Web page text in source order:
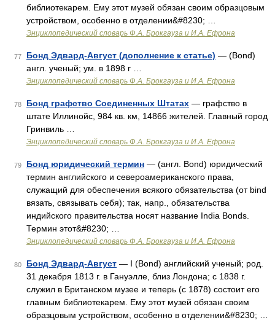
библиотекарем. Ему этот музей обязан своим образцовым
устройством, особенно в отделении&#8230; …
Энциклопедический словарь Ф.А. Брокгауза и И.А. Ефрона
77 Бонд Эдвард-Август (дополнение к статье) — (Bond)
англ. ученый; ум. в 1898 г …
Энциклопедический словарь Ф.А. Брокгауза и И.А. Ефрона
78 Бонд графство Соединенных Штатах — графство в
штате Иллинойс, 984 кв. км, 14866 жителей. Главный город
Гринвиль …
Энциклопедический словарь Ф.А. Брокгауза и И.А. Ефрона
79 Бонд юридический термин — (англ. Bond) юридический
термин английского и североамериканского права,
служащий для обеспечения всякого обязательства (от bind
вязать, связывать себя); так, напр., обязательства
индийского правительства носят название India Bonds.
Термин этот&#8230; …
Энциклопедический словарь Ф.А. Брокгауза и И.А. Ефрона
80 Бонд Эдвард-Август — I (Bond) английский ученый; род.
31 декабря 1813 г. в Гануэлле, близ Лондона; с 1838 г.
служил в Британском музее и теперь (с 1878) состоит его
главным библиотекарем. Ему этот музей обязан своим
образцовым устройством, особенно в отделении&#8230; …